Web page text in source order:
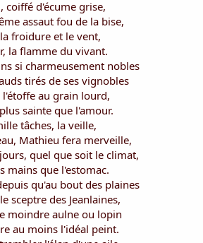
coiffé d'écume grise,
assaut fou de la bise,
froidure et le vent,
la flamme du vivant.
si charmeusement nobles
tirés de ses vignobles
au grain lourd,
sainte que l'amour.
tâches, la veille,
Mathieu fera merveille,
quel que soit le climat,
mains que l'estomac.
qu'au bout des plaines
sceptre des Jeanlaines,
moindre aulne ou lopin
au moins l'idéal peint.